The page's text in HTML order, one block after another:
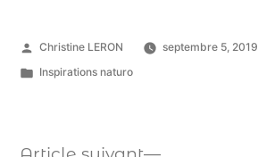
Christine LERON
septembre 5, 2019
Inspirations naturo